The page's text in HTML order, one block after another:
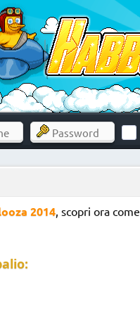
2014, scopri ora come